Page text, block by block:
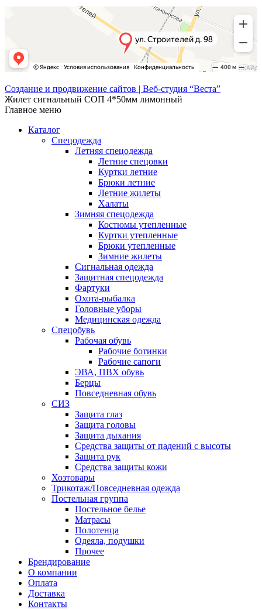
Создание и продвижение сайтов | Веб-студия “Веста”
Жилет сигнальный СОП 4*50мм лимонный
Главное меню
Каталог
Спецодежда
Летняя спецодежда
Летние спецовки
Куртки летние
Брюки летние
Летние жилеты
Халаты
Зимняя спецодежда
Костюмы утепленные
Куртки утепленные
Брюки утепленные
Зимние жилеты
Сигнальная одежда
Защитная спецодежда
Фартуки
Охота-рыбалка
Головные уборы
Медицинская одежда
Спецобувь
Рабочая обувь
Рабочие ботинки
Рабочие сапоги
ЭВА, ПВХ обувь
Берцы
Повседневная обувь
СИЗ
Защита глаз
Защита головы
Защита дыхания
Средства защиты от падений с высоты
Защита рук
Средства защиты кожи
Хозтовары
Трикотаж/Повседневная одежда
Постельная группа
Постельное белье
Матрасы
Полотенца
Одеяла, подушки
Прочее
Брендирование
О компании
Оплата
Доставка
Контакты